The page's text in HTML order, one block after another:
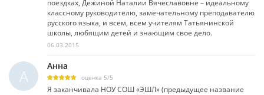
поездках, Дежиной Наталии Вячеславовне – идеальному
классному руководителю, замечательному преподавателю
русского языка, и всем, всем учителям Татьянинской
школы, любящим детей и знающим свое дело.
06.03.2015
А
Анна
оценка 5/5
Я заканчивала НОУ СОШ «ЭШЛ» (предыдущее название